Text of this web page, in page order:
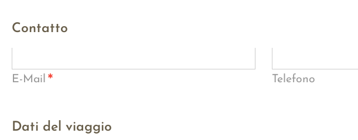
Contatto
E-Mail * Telefono
Dati del viaggio